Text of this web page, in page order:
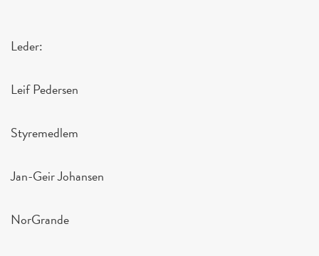
Leder:
Leif Pedersen
Styremedlem
Jan-Geir Johansen
NorGrande